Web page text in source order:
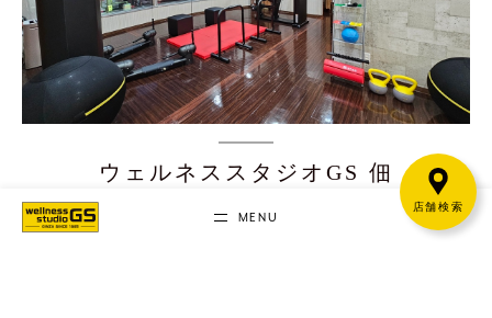
MENU
ウェルネススタジオGS 佃
店舗検索